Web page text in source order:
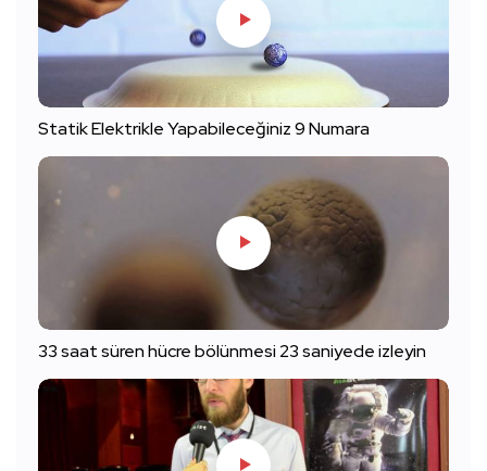
Statik Elektrikle Yapabileceğiniz 9 Numara
33 saat süren hücre bölünmesi 23 saniyede izleyin